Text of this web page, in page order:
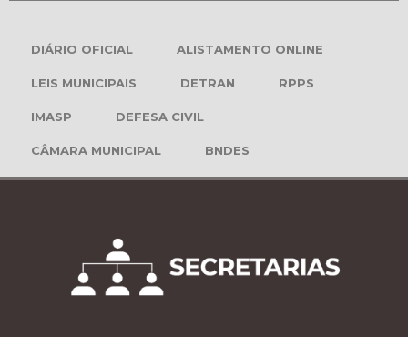
DIÁRIO OFICIAL ALISTAMENTO ONLINE
LEIS MUNICIPAIS DETRAN RPPS
IMASP DEFESA CIVIL
CÂMARA MUNICIPAL BNDES